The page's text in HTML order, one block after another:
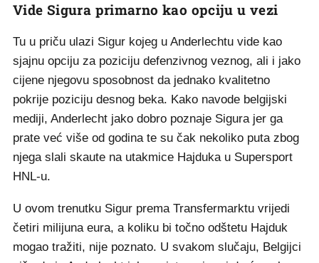
Vide Sigura primarno kao opciju u vezi
Tu u priču ulazi Sigur kojeg u Anderlechtu vide kao
sjajnu opciju za poziciju defenzivnog veznog, ali i jako
cijene njegovu sposobnost da jednako kvalitetno
pokrije poziciju desnog beka. Kako navode belgijski
mediji, Anderlecht jako dobro poznaje Sigura jer ga
prate već više od godina te su čak nekoliko puta zbog
njega slali skaute na utakmice Hajduka u Supersport
HNL-u.
U ovom trenutku Sigur prema Transfermarktu vrijedi
četiri milijuna eura, a koliku bi točno odštetu Hajduk
mogao tražiti, nije poznato. U svakom slučaju, Belgijci